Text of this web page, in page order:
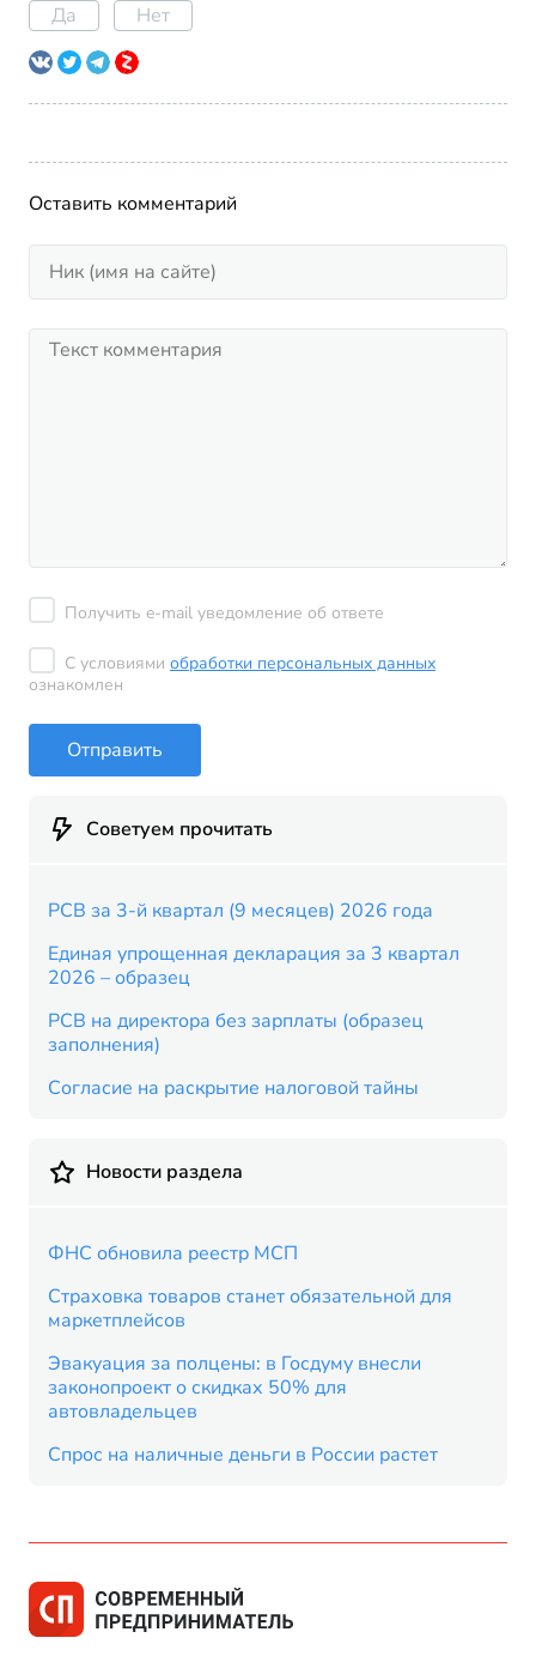
Да
Нет
Оставить комментарий
Получить e-mail уведомление об ответе
С условиями обработки персональных данных
ознакомлен
Отправить
Советуем прочитать
РСВ за 3-й квартал (9 месяцев) 2026 года
Единая упрощенная декларация за 3 квартал
2026 – образец
РСВ на директора без зарплаты (образец
заполнения)
Согласие на раскрытие налоговой тайны
Новости раздела
ФНС обновила реестр МСП
Страховка товаров станет обязательной для
маркетплейсов
Эвакуация за полцены: в Госдуму внесли
законопроект о скидках 50% для
автовладельцев
Спрос на наличные деньги в России растет